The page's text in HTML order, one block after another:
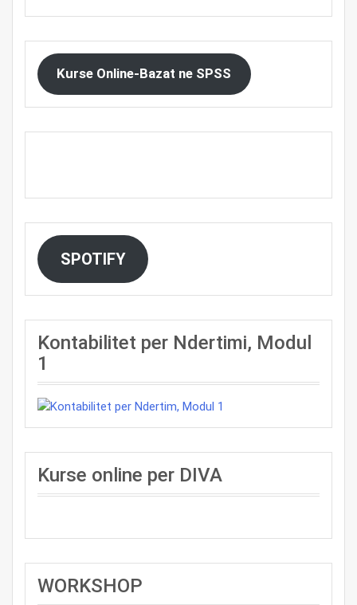
Kurse Online-Bazat ne SPSS
SPOTIFY
Kontabilitet per Ndertimi, Modul
1
Kurse online per DIVA
WORKSHOP